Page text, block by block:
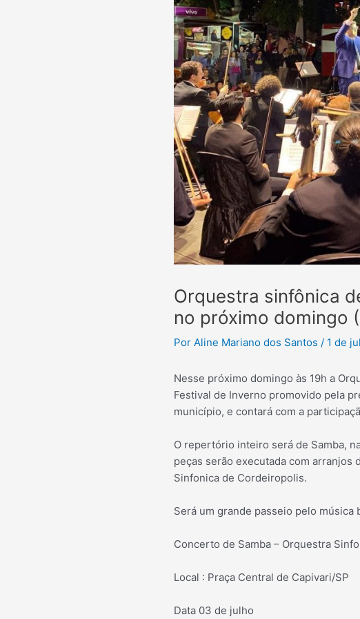
Orquestra sinfônica
no próximo domingo
Por Aline Mariano dos Santos / 1 de
Nesse próximo domingo às 19h a
Festival de Inverno promovido pela
município, e contará com a
O repertório inteiro será de Samba,
peças serão executada com
Sinfonica de Cordeiropolis.
Será um grande passeio pelo
Concerto de Samba – Orquestra
Local : Praça Central de Capivari/SP
Data 03 de julho